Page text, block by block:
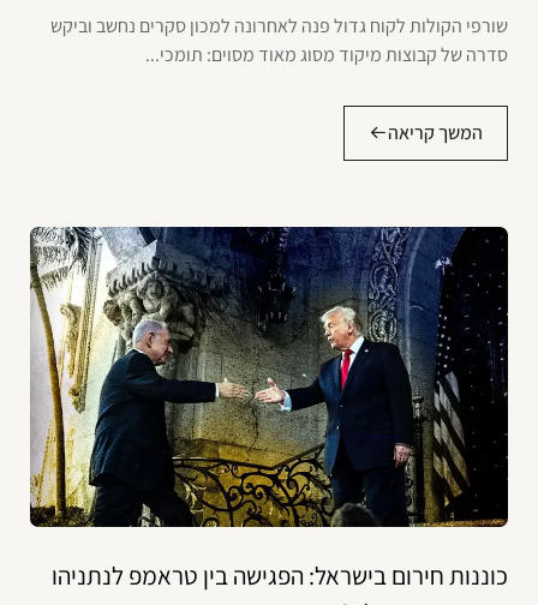
שורפי הקולות לקוח גדול פנה לאחרונה למכון סקרים נחשב וביקש
סדרה של קבוצות מיקוד מסוג מאוד מסוים: תומכי...
המשך קריאה
כוננות חירום בישראל: הפגישה בין טראמפ לנתניהו